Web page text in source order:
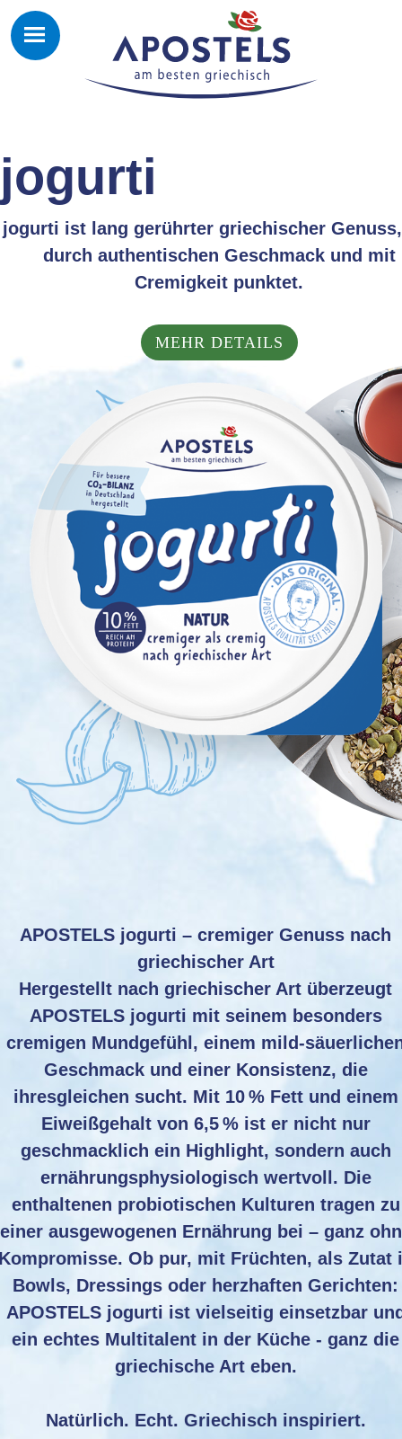
jogurti
jogurti ist lang gerührter griechischer
durch authentischen Geschmack und mit
Cremigkeit punktet.
MEHR DETAILS
APOSTELS jogurti – cremiger Genuss nach
griechischer Art
Hergestellt nach griechischer Art überzeugt
APOSTELS jogurti mit seinem besonders
cremigen Mundgefühl, einem mild-
Geschmack und einer Konsistenz, die
ihresgleichen sucht. Mit 10 % Fett und einem
Eiweißgehalt von 6,5 % ist er nicht nur
geschmacklich ein Highlight, sondern auch
ernährungsphysiologisch wertvoll. Die
enthaltenen probiotischen Kulturen tragen zu
einer ausgewogenen Ernährung bei – ganz
Ob pur, mit Früchten, als Zutat
Bowls, Dressings oder herzhaften Gerichten:
APOSTELS jogurti ist vielseitig einsetzbar
ein echtes Multitalent in der Küche - ganz die
griechische Art eben.
Natürlich. Echt. Griechisch inspiriert.